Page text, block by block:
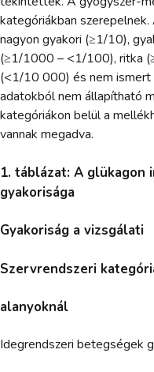
kategóriákban
nagyon gyakori (≥1/10),
(≥1/1000 – <1/100), ritka
(<1/10 000) és nem ismert
adatokból nem állapítható
kategóriákon belül a
vannak megadva.
1. táblázat: A glükagon
gyakorisága
Gyakoriság a vizsgálati
Szervrendszeri
alanyoknál
Idegrendszeri betegségek